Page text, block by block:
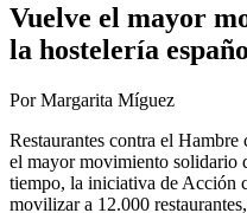
Vuelve el mayor
la hostelería
Por Margarita Míguez
Restaurantes contra el
el mayor movimiento solidario
tiempo, la iniciativa de Acción
movilizar a 12.000